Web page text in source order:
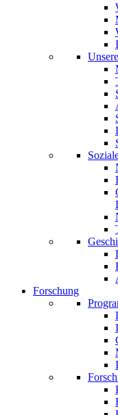
Forschung